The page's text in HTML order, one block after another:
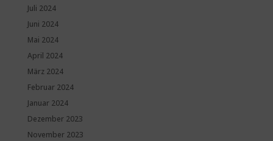
Juli 2024
Juni 2024
Mai 2024
April 2024
März 2024
Februar 2024
Januar 2024
Dezember 2023
November 2023